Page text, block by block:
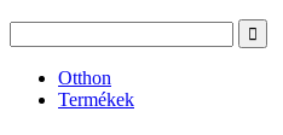
Otthon
Termékek